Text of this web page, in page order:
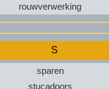
rouwverwerking
S
sparen
stucadoors